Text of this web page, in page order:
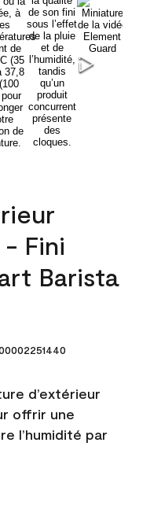
- Fini
Barista
d’extérieur
offrir une
l’humidité par